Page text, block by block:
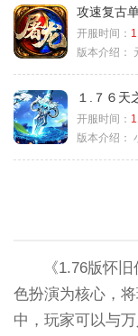
攻速复古
开服时间：
版本介绍：
１.７６天
开服时间：
版本介绍：
《1.76版怀
色扮演为核心，
中，玩家可以与